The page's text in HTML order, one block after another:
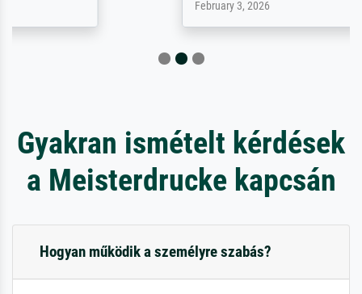
Gyakran ismételt kérdések
a Meisterdrucke kapcsán
Hogyan működik a személyre szabás?